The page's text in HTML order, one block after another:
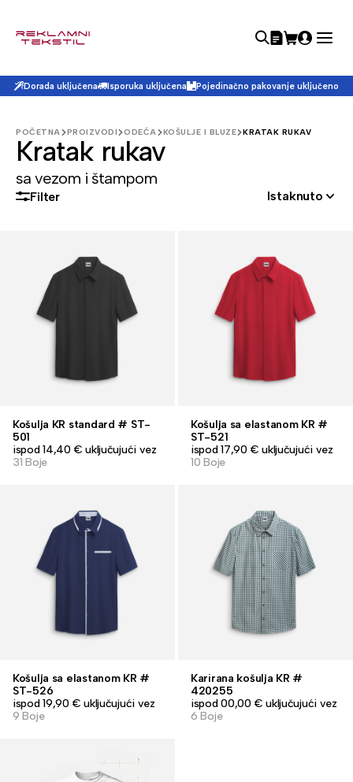
Dorada uključena Isporuka uključena Pojedinačno pakovanje uključeno
POČETNA PROIZVODI ODEĆA KOŠULJE I BLUZE KRATAK RUKAV
Kratak rukav
sa vezom i štampom
Filter Istaknuto
Košulja KR standard # ST-
501
ispod 14,40 € uključujući vez
31 Boje
Košulja sa elastanom KR #
ST-521
ispod 17,90 € uključujući vez
10 Boje
Košulja sa elastanom KR #
ST-526
ispod 19,90 € uključujući vez
9 Boje
Karirana košulja KR #
420255
ispod 00,00 € uključujući vez
6 Boje